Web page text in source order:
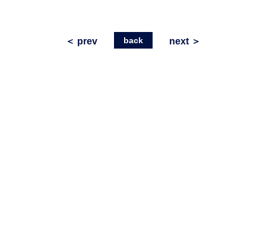
＜ prev back next ＞